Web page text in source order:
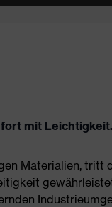
mit Leichtigkeit.
Materialien, tritt